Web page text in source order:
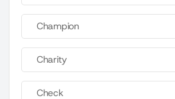
Champion
Charity
Check